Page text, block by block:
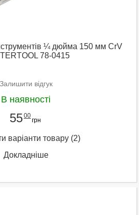
¼ дюйма 150 мм CrV
78-0415
Залишити відгук
В наявності
5500
грн
варіанти товару (2)
Докладніше